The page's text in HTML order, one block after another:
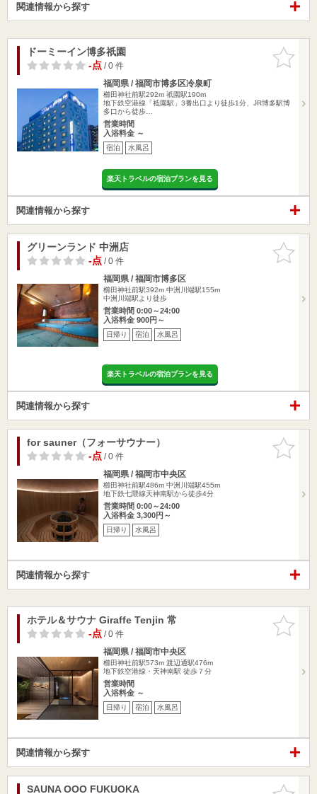
関連情報から探す
お気に入
りに追加
ドーミーイン博多祇園
-点/ 0 件
福岡県 / 福岡市博多区冷泉町
櫛田神社前駅292m 祇園駅190m
地下鉄空港線「祗園駅」3番出口より徒歩1分、JR博多駅博
多口から徒歩…
営業時間
入浴料金 ～
宿泊 水風呂
楽天トラベルの宿泊プランを見る
関連情報から探す
お気に入
りに追加
グリーンランド 中洲店
-点/ 0 件
福岡県 / 福岡市博多区
櫛田神社前駅392m 中洲川端駅155m
中洲川端駅より徒歩
営業時間 0:00～24:00
入浴料金 900円～
日帰り 宿泊 水風呂
楽天トラベルの宿泊プランを見る
関連情報から探す
お気に入
りに追加
for sauner（フォーサウナー）
-点/ 0 件
福岡県 / 福岡市中央区
櫛田神社前駅486m 中洲川端駅455m
地下鉄七隈線天神南駅から徒歩4分
営業時間 0:00～24:00
入浴料金 3,300円～
日帰り 水風呂
関連情報から探す
お気に入
りに追加
ホテル＆サウナ Giraffe Tenjin 常
-点/ 0 件
福岡県 / 福岡市中央区
櫛田神社前駅573m 渡辺通駅476m
地下鉄空港線・天神南駅 徒歩７分
営業時間
入浴料金 ～
日帰り 宿泊 水風呂
関連情報から探す
お気に入
SAUNA OOO FUKUOKA